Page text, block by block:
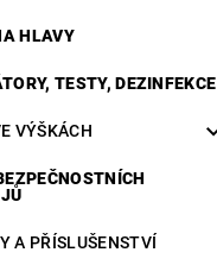
HLAVY
TESTY, DEZINFEKCE
VÝŠKÁCH
A PŘÍSLUŠENSTVÍ